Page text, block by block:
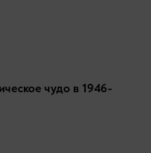
чудо в 1946-